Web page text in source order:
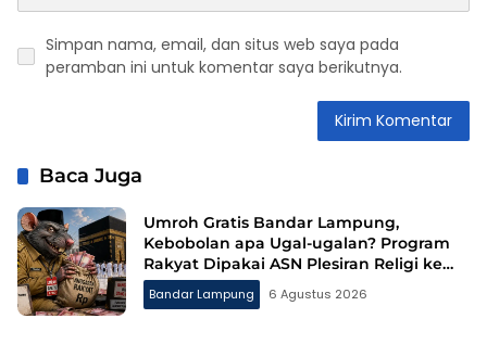
Simpan nama, email, dan situs web saya pada
peramban ini untuk komentar saya berikutnya.
Baca Juga
Umroh Gratis Bandar Lampung,
Kebobolan apa Ugal-ugalan? Program
Rakyat Dipakai ASN Plesiran Religi ke
Tanah Suci
Bandar Lampung 6 Agustus 2026